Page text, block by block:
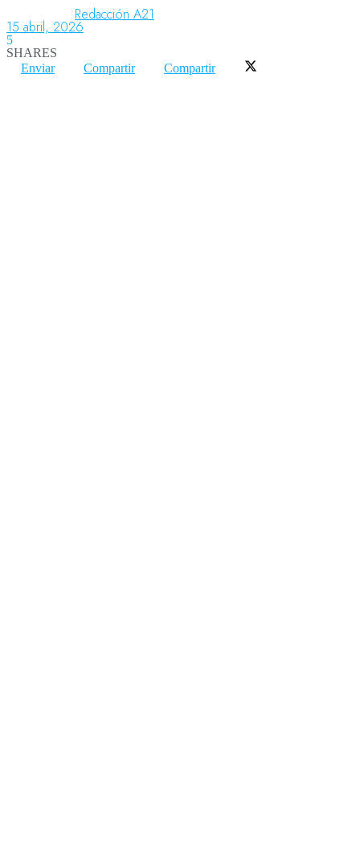
Organismos
Redacción A21
15 abril, 2026
5
SHARES
Enviar
Compartir Compartir